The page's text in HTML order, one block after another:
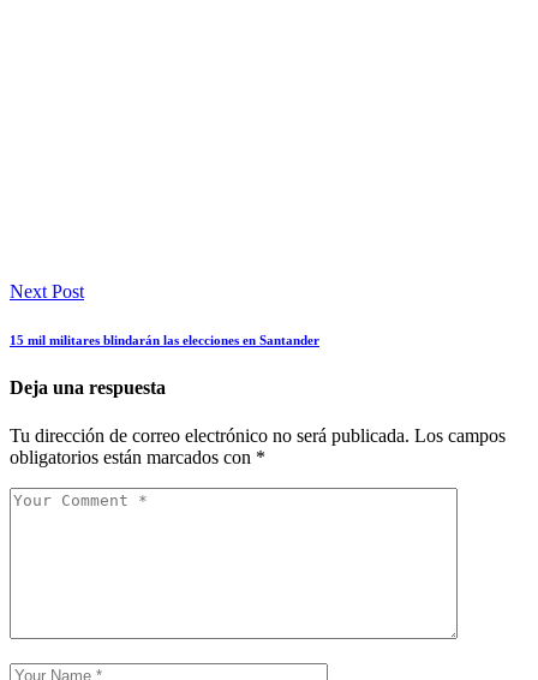
Next Post
15 mil militares blindarán las elecciones en Santander
Deja una respuesta
Tu dirección de correo electrónico no será publicada. Los campos
obligatorios están marcados con *